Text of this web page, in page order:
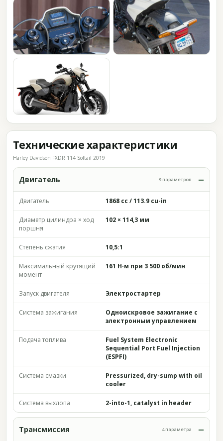
Технические характеристики
Harley Davidson FXDR 114 Softail 2019
Двигатель 9 параметров
Двигатель 1868 cc / 113.9 cu-in
Диаметр цилиндра × ход
поршня
102 × 114,3 мм
Степень сжатия 10,5:1
Максимальный крутящий
момент
161 Н·м при 3 500 об/мин
Запуск двигателя Электростартер
Система зажигания
Одноискровое зажигание с
электронным управлением
Подача топлива
Fuel System Electronic
Sequential Port Fuel Injection
(ESPFI)
Система смазки
Pressurized, dry-sump with oil
cooler
Система выхлопа 2-into-1, catalyst in header
Трансмиссия 4 параметра